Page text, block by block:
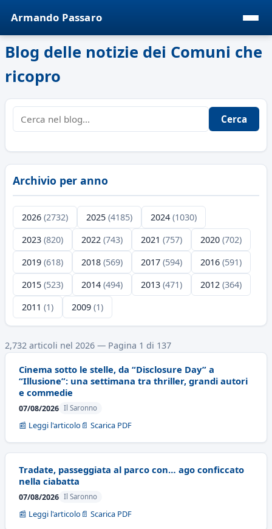
Armando Passaro
Blog delle notizie dei Comuni che
ricopro
Cerca
Archivio per anno
2026 (2732) 2025 (4185) 2024 (1030)
2023 (820) 2022 (743) 2021 (757) 2020 (702)
2019 (618) 2018 (569) 2017 (594) 2016 (591)
2015 (523) 2014 (494) 2013 (471) 2012 (364)
2011 (1) 2009 (1)
2,732 articoli nel 2026 — Pagina 1 di 137
Cinema sotto le stelle, da “Disclosure Day” a
“Illusione”: una settimana tra thriller, grandi autori
e commedie
07/08/2026 Il Saronno
📰 Leggi l'articolo 📄 Scarica PDF
Tradate, passeggiata al parco con… ago conficcato
nella ciabatta
07/08/2026 Il Saronno
📰 Leggi l'articolo 📄 Scarica PDF